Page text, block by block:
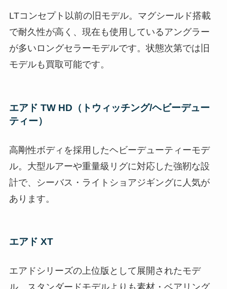
LTコンセプト以前の旧モデル。マグシールド搭載
で耐久性が高く、現在も使用しているアングラー
が多いロングセラーモデルです。状態次第では旧
モデルも買取可能です。
エアド TW HD（トウィッチング/ヘビーデュー
ティー）
高剛性ボディを採用したヘビーデューティーモデ
ル。大型ルアーや重量級リグに対応した強靭な設
計で、シーバス・ライトショアジギングに人気が
あります。
エアド XT
エアドシリーズの上位版として展開されたモデ